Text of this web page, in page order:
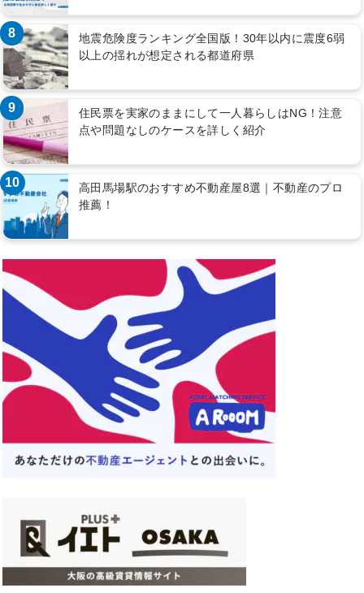
8
地震危険度ランキング全国版！30年以内に震度6弱
以上の揺れが想定される都道府県
9
住民票を実家のままにして一人暮らしはNG！注意
点や問題なしのケースを詳しく紹介
10
高田馬場駅のおすすめ不動産屋8選｜不動産のプロ
推薦！